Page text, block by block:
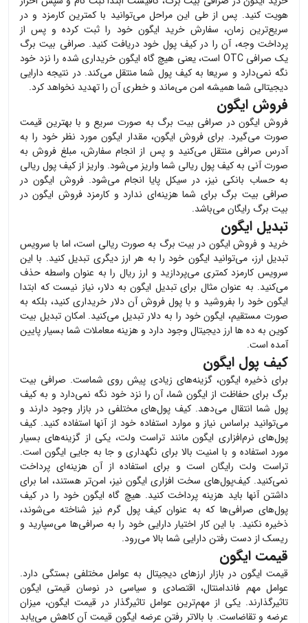
هویت کنید. پس از طی این مراحل می‌توانید با کمترین کارمزد و در
سریع‌ترین زمان، سفارش خرید ایگون خود را ثبت کرده و پس از
پرداخت وجه، آن را در کیف پول خود دریافت کنید. صرافی بیت برگ
یک صرافی OTC است، یعنی هیچ گاه
ایگون خریداری شده را نزد خود
نگه نمی‌دارد و سریعا به کیف پول شما منتقل می‌کند. در نتیجه دارایی
دیجیتالی شما همیشه امن می‌ماند و خطری آن را تهدید نخواهد کرد.
فروش ایگون
فروش ایگوندر صرافی بیت برگ به صورت سریع و با بهترین قیمت
صورت می‌گیرد. برای فروش ایگون، مقدار ایگونمورد نظر خود را به
آدرس صرافی منتقل می‌کنید و پس از انجام سفارش، مبلغ فروش به
صورت آنی به کیف پول ریالی شما واریز می‌شود. واریز از کیف پول ریالی
به حساب بانکی نیز، در سیکل پایا انجام می‌شود. فروش ایگوندر
صرافی بیت برگ برای شما هزینه‌ای ندارد و کارمزد فروش ایگوندر
بیت برگ رایگان می‌باشد.
تبدیل ایگون
خرید و فروش ایگون در بیت برگ به صورت ریالی است، اما با سرویس
تبدیل ارز، می‌توانید ایگون خود را به هر ارز دیگری تبدیل کنید. با این
سرویس کارمزد کمتری می‌پردازید و ارز ریال را به عنوان واسطه حذف
می‌کنید. به عنوان مثال برای تبدیل ایگون به دلار، نیاز نیست که ابتدا
ایگون خود را بفروشید و با پول فروش آن دلار خریداری کنید، بلکه به
صورت مستقیم، ایگونخود را به دلار تبدیل می‌کنید. امکان تبدیل بیت
کوین به ده ها ارز دیجیتال وجود دارد و هزینه معاملات شما بسیار پایین
آمده است.
کیف پول ایگون
برای ذخیره ایگون، گزینه‌های زیادی پیش روی شماست. صرافی بیت
برگ برای حفاظت از ایگونشما، آن را نزد خود نگه نمی‌دارد و به کیف
پول شما انتقال می‌دهد. کیف پول‌های مختلفی در بازار وجود دارند و
می‌توانید براساس نیاز و موارد استفاده خود از آنها استفاده کنید. کیف
پول‌های نرم‌افزاری ایگونمانند تراست ولت، یکی از گزینه‌های بسیار
مورد استفاده و با امنیت بالا برای نگهداری و جا به جایی ایگوناست.
تراست ولت رایگان است و برای استفاده از آن هزینه‌ای پرداخت
نمی‌کنید. کیف‌پول‌های سخت افزاری ایگون نیز، امن‌تر هستند، اما برای
داشتن آنها باید هزینه پرداخت کنید. هیچ گاه ایگون خود را در کیف
پول‌های صرافی‌ها که به عنوان کیف پول گرم نیز شناخته می‌شوند،
ذخیره نکنید. با این کار اختیار دارایی خود را به صرافی‌ها می‌سپارید و
ریسک از دست رفتن دارایی شما بالا می‌رود.
قیمت ایگون
قیمت ایگون در بازار ارزهای دیجیتال به عوامل مختلفی بستگی دارد.
عوامل مهم فاندامنتال، اقتصادی و سیاسی در نوسان قیمتی ایگون
تاثیرگذارند. یکی از مهم‌ترین عوامل تاثیرگذار در قیمت ایگون، میزان
عرضه و تقاضاست. با بالاتر رفتن عرضه ایگون قیمت آن کاهش می‌یابد